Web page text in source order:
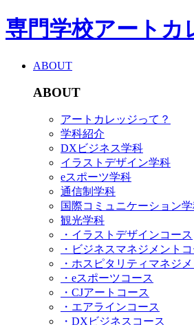
専門学校アートカ
ABOUT
ABOUT
アートカレッジって？
学科紹介
DXビジネス学科
イラストデザイン学科
eスポーツ学科
通信制学科
国際コミュニケーション
観光学科
・イラストデザインコース
・ビジネスマネジメント
・ホスピタリティマネジ
・eスポーツコース
・CJアートコース
・エアラインコース
・DXビジネスコース